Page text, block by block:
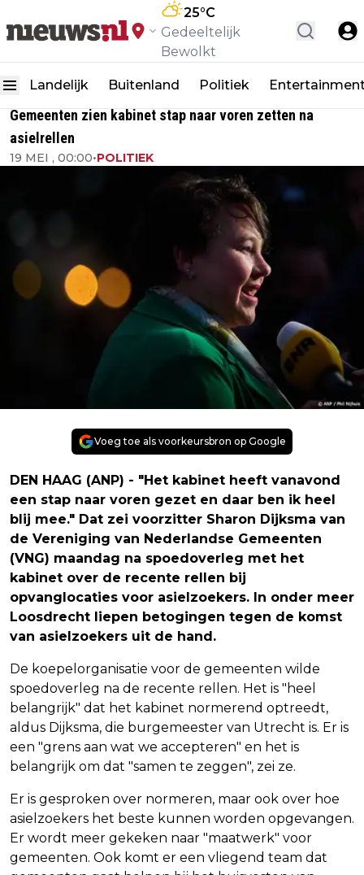
25°C
Gedeeltelijk
Bewolkt
Landelijk Buitenland Politiek
Gemeenten zien kabinet stap naar voren zetten na
asielrellen
19 MEI , 00:00•POLITIEK
Voeg toe als voorkeursbron op Google
DEN HAAG (ANP) - "Het kabinet heeft vanavond
een stap naar voren gezet en daar ben ik heel
blij mee." Dat zei voorzitter Sharon Dijksma van
de Vereniging van Nederlandse Gemeenten
(VNG) maandag na spoedoverleg met het
kabinet over de recente rellen bij
opvanglocaties voor asielzoekers. In onder meer
Loosdrecht liepen betogingen tegen de komst
van asielzoekers uit de hand.
De koepelorganisatie voor de gemeenten wilde
spoedoverleg na de recente rellen. Het is "heel
belangrijk" dat het kabinet normerend optreedt,
aldus Dijksma, die burgemeester van Utrecht is. Er is
een "grens aan wat we accepteren" en het is
belangrijk om dat "samen te zeggen", zei ze.
Er is gesproken over normeren, maar ook over hoe
asielzoekers het beste kunnen worden opgevangen.
Er wordt meer gekeken naar "maatwerk" voor
gemeenten. Ook komt er een vliegend team dat